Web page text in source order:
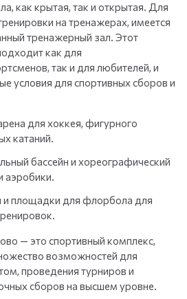
как крытая, так и открытая. Для
на тренажерах, имеется
тренажерный зал. Этот
как для
так и для любителей, и
условия для спортивных сборов и
для хоккея, фигурного
катаний.
бассейн и хореографический
аэробики.
и площадки для флорбола для
— это спортивный комплекс,
возможностей для
проведения турниров и
сборов на высшем уровне.